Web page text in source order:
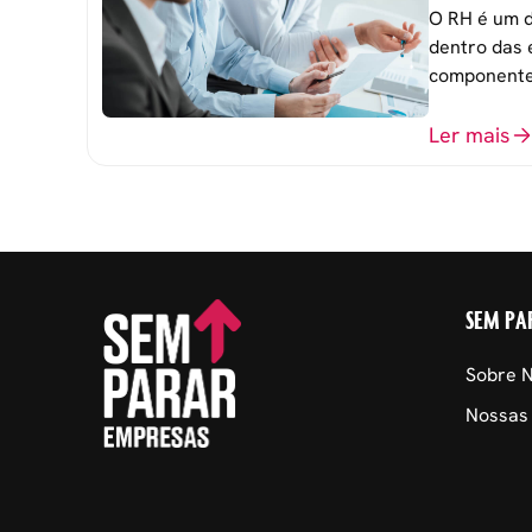
empresa
O RH é um
dentro das
atingimento
Ler mais
SEM
Sobre